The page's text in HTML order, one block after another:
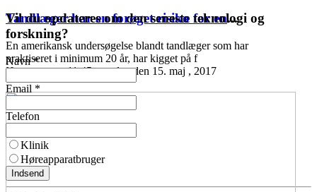
Tandlæger har en forøget risiko for en...
En amerikansk undersøgelse blandt tandlæger som har
praktiseret i minimum 20 år, har kigget på f
Høreomsorg 11:45 mandag den 15. maj , 2017
Vil du opdateres om den seneste teknologi og
forskning?
Navn *
Email *
Telefon
Klinik
Høreapparatbruger
Indsend